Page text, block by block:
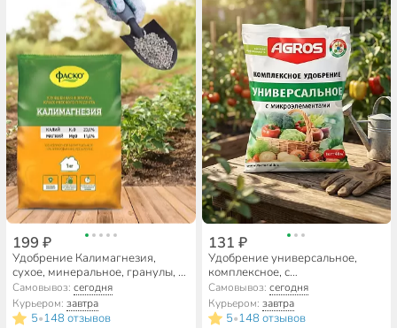
199 ₽
Удобрение Калимагнезия,
сухое, минеральное, гранулы, 1
кг, Фаско
Самовывоз:сегодня
Курьером:завтра
5•148 отзывов
131 ₽
Удобрение универсальное,
комплексное, с
микроэлементами, гранулы, 1
кг, Agros
Самовывоз: сегодня
Курьером: завтра
5•148 отзывов